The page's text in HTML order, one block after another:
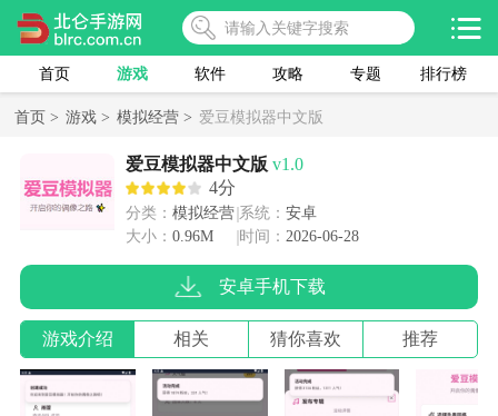
首页 游戏 软件 攻略 专题 排行榜
首页 > 游戏 > 模拟经营 > 爱豆模拟器中文版
爱豆模拟器中文版 v1.0
4分
分类： 模拟经营 系统： 安卓
大小： 0.96M 时间： 2026-06-28
安卓手机下载
游戏介绍 相关 猜你喜欢 推荐